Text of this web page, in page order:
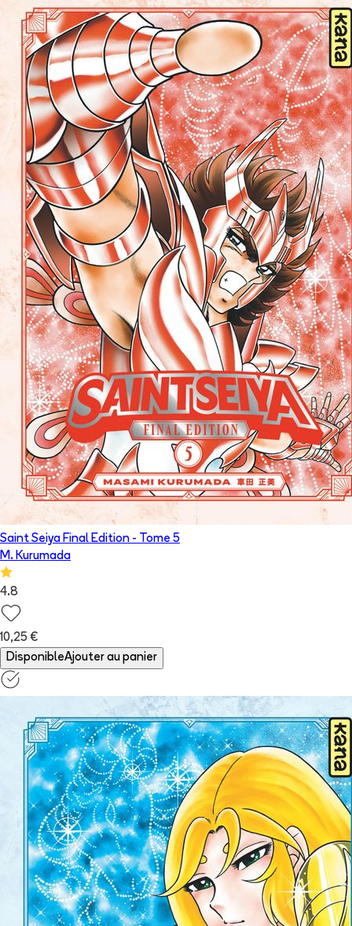
Saint Seiya Final Edition - Tome 5
M. Kurumada
4.8
10,25 €
DisponibleAjouter au panier